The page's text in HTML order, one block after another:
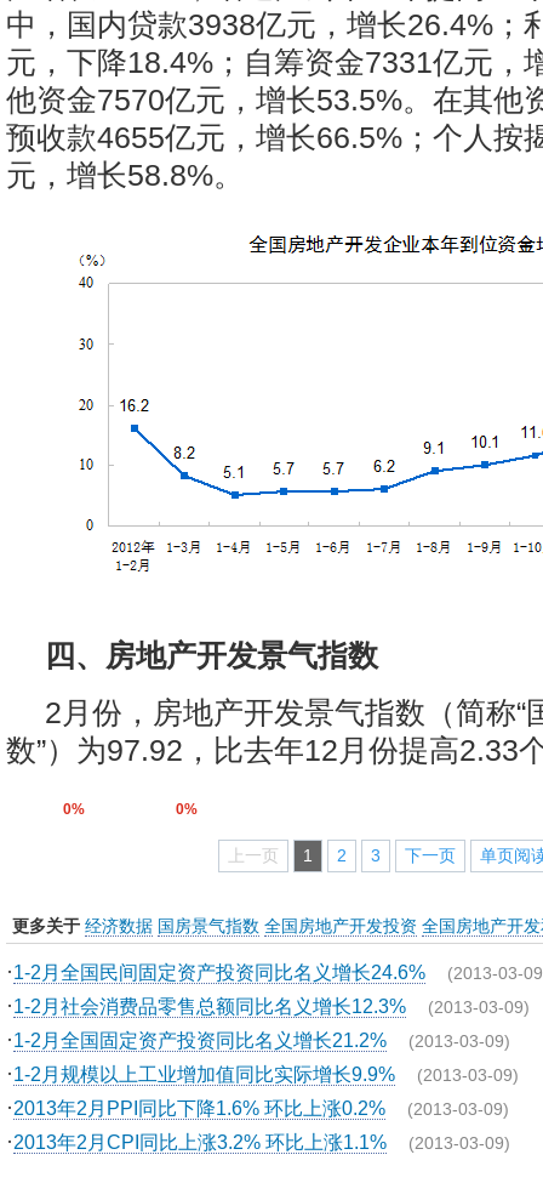
中，国内贷款3938亿元，增长26.4%；
元，下降18.4%；自筹资金7331亿元，
他资金7570亿元，增长53.5%。在其他
预收款4655亿元，增长66.5%；个人按
元，增长58.8%。
四、房地产开发景气指数
2月份，房地产开发景气指数（简称“
数”）为97.92，比去年12月份提高2.33
0% 0%
上一页 1 2 3 下一页 单页阅
更多关于 经济数据 国房景气指数 全国房地产开发投资 全国房地产开
·1-2月全国民间固定资产投资同比名义增长24.6% (2013-03-
·1-2月社会消费品零售总额同比名义增长12.3% (2013-03-09)
·1-2月全国固定资产投资同比名义增长21.2% (2013-03-09)
·1-2月规模以上工业增加值同比实际增长9.9% (2013-03-09)
·2013年2月PPI同比下降1.6% 环比上涨0.2% (2013-03-09)
·2013年2月CPI同比上涨3.2% 环比上涨1.1% (2013-03-09)